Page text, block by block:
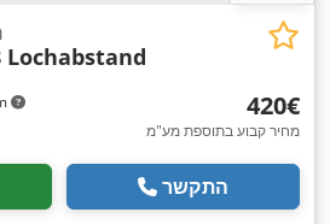
Lochabstand
‏420 ‏€
מחיר קבוע בתוספת מע"מ
התקשר